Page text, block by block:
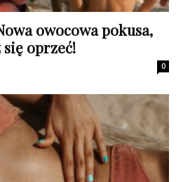
owocowa pokusa,
oprzeć!
0